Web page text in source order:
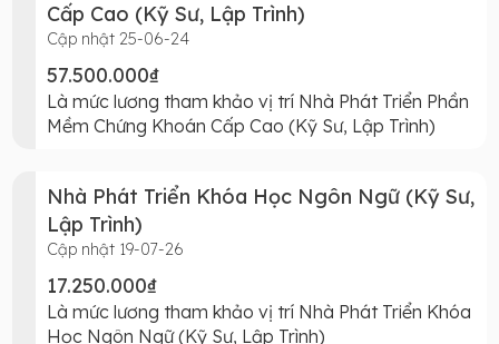
Cấp Cao (Kỹ Sư, Lập Trình)
Cập nhật 25-06-24
57.500.000₫
Là mức lương tham khảo vị trí Nhà Phát Triển Phần
Mềm Chứng Khoán Cấp Cao (Kỹ Sư, Lập Trình)
Nhà Phát Triển Khóa Học Ngôn Ngữ (Kỹ Sư,
Lập Trình)
Cập nhật 19-07-26
17.250.000₫
Là mức lương tham khảo vị trí Nhà Phát Triển Khóa
Học Ngôn Ngữ (Kỹ Sư, Lập Trình)